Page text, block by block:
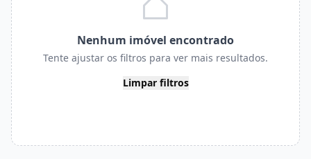
Nenhum imóvel encontrado
Tente ajustar os filtros para ver mais resultados.
Limpar filtros